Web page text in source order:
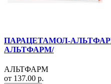
ПАРАЦЕТАМОЛ-
АЛЬТФАРМ/
АЛЬТФАРМ
от 137.00 р.